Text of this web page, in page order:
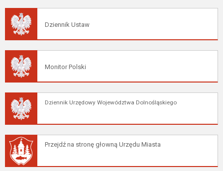
Dziennik Ustaw
Monitor Polski
Dziennik Urzędowy Województwa Dolnośląskiego
Przejdź na stronę głowną Urzędu Miasta